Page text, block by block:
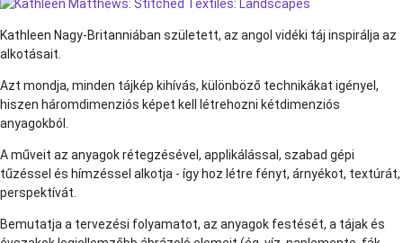
Kathleen Nagy-Britanniában született, az angol vidéki táj inspirálja az
alkotásait.
Azt mondja, minden tájkép kihívás, különböző technikákat igényel,
hiszen háromdimenziós képet kell létrehozni kétdimenziós
anyagokból.
A műveit az anyagok rétegzésével, applikálással, szabad gépi
tűzéssel és hímzéssel alkotja - így hoz létre fényt, árnyékot, textúrát,
perspektívát.
Bemutatja a tervezési folyamatot, az anyagok festését, a tájak és